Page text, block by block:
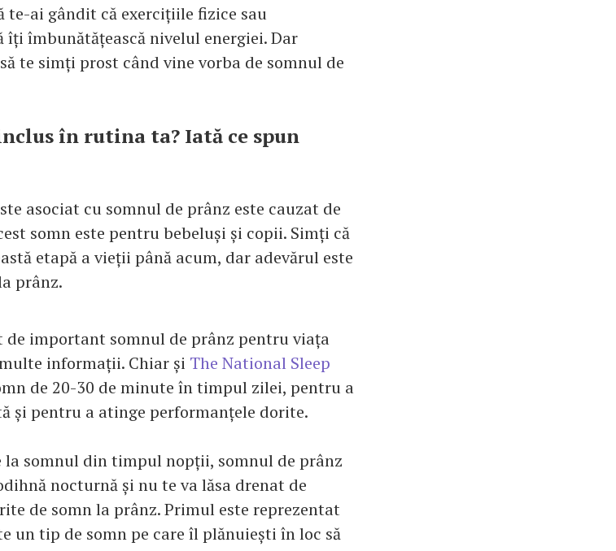
te-ai gândit că exercițiile fizice sau
îți îmbunătățească nivelul energiei. Dar
te simți prost când vine vorba de somnul de
în rutina ta? Iată ce spun
asociat cu somnul de prânz este cauzat de
somn este pentru bebeluși și copii. Simți că
etapă a vieții până acum, dar adevărul este
prânz.
de important somnul de prânz pentru viața
informații. Chiar și The National Sleep
de 20-30 de minute în timpul zilei, pentru a
și pentru a atinge performanțele dorite.
somnul din timpul nopții, somnul de prânz
nocturnă și nu te va lăsa drenat de
de somn la prânz. Primul este reprezentat
un tip de somn pe care îl plănuiești în loc să